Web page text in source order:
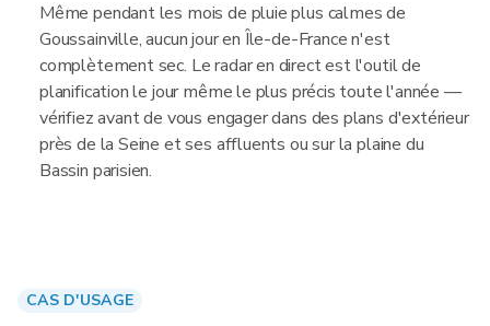
Même pendant les mois de pluie plus calmes de
Goussainville, aucun jour en Île-de-France n'est
complètement sec. Le radar en direct est l'outil de
planification le jour même le plus précis toute l'année —
vérifiez avant de vous engager dans des plans d'extérieur
près de la Seine et ses affluents ou sur la plaine du
Bassin parisien.
CAS D'USAGE